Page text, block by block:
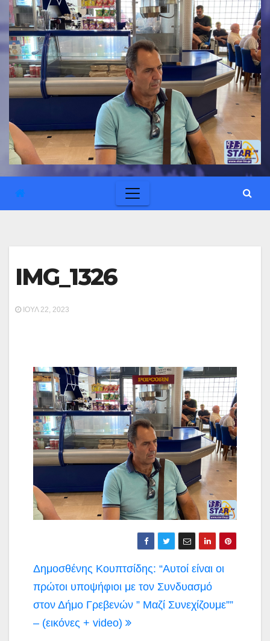
IMG_1326
ΙΟΎΛ 22, 2023
Πλοήγηση
άρθρων
Δημοσθένης Κουπτσίδης: “Αυτοί είναι οι
πρώτοι υποψήφιοι με τον Συνδυασμό
στον Δήμο Γρεβενών ” Μαζί Συνεχίζουμε””
– (εικόνες + video)